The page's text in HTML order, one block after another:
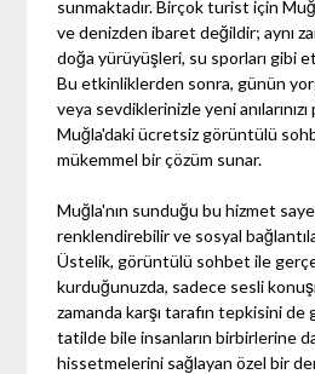
sunmaktadır. Birçok turist için
ve denizden ibaret değildir; aynı
doğa yürüyüşleri, su sporları gibi
Bu etkinliklerden sonra, günün
veya sevdiklerinizle yeni
Muğla'daki ücretsiz görüntülü
mükemmel bir çözüm sunar.
Muğla'nın sunduğu bu hizmet
renklendirebilir ve sosyal
Üstelik, görüntülü sohbet ile
kurduğunuzda, sadece sesli
zamanda karşı tarafın tepkisini de
tatilde bile insanların birbirlerine
hissetmelerini sağlayan özel bir